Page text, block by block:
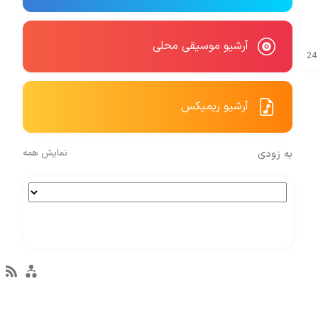
24
آرشیو موسیقی محلی
آرشیو ریمیکس
به زودی نمایش همه